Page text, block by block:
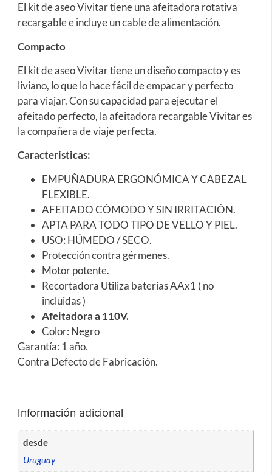
El kit de aseo Vivitar tiene una afeitadora rotativa
recargable e incluye un cable de alimentación.
Compacto
El kit de aseo Vivitar tiene un diseño compacto y es
liviano, lo que lo hace fácil de empacar y perfecto
para viajar. Con su capacidad para ejecutar el
afeitado perfecto, la afeitadora recargable Vivitar es
la compañera de viaje perfecta.
Caracteristicas:
EMPUÑADURA ERGONÓMICA Y CABEZAL
FLEXIBLE.
AFEITADO CÓMODO Y SIN IRRITACIÓN.
APTA PARA TODO TIPO DE VELLO Y PIEL.
USO: HÚMEDO / SECO.
Protección contra gérmenes.
Motor potente.
Recortadora Utiliza baterías AAx1 ( no
incluidas )
Afeitadora a 110V.
Color: Negro
Garantía: 1 año.
Contra Defecto de Fabricación.
Información adicional
desde
Uruguay